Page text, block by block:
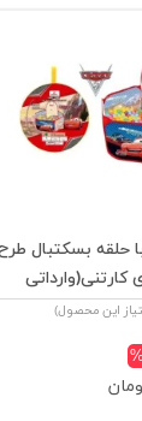
حلقه بسکتبال
این محصول)